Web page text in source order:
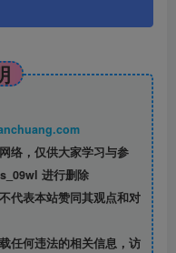
络，仅供大家学习与参
进行删除
代表本站赞同其观点和对
任何违法的相关信息，访